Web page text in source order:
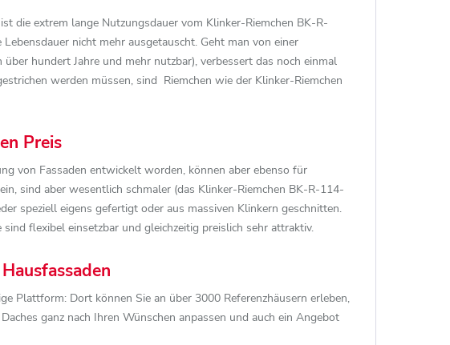
die extrem lange Nutzungsdauer vom Klinker-Riemchen BK-R-
nicht mehr ausgetauscht. Geht man von einer
hundert Jahre und mehr nutzbar), verbessert das noch einmal
werden müssen, sind Riemchen wie der Klinker-Riemchen
Preis
von Fassaden entwickelt worden, können aber ebenso für
sind aber wesentlich schmaler (das Klinker-Riemchen BK-R-114-
speziell eigens gefertigt oder aus massiven Klinkern geschnitten.
flexibel einsetzbar und gleichzeitig preislich sehr attraktiv.
Plattform: Dort können Sie an über 3000 Referenzhäusern erleben,
ganz nach Ihren Wünschen anpassen und auch ein Angebot